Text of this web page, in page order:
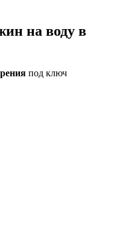
на воду в
под ключ